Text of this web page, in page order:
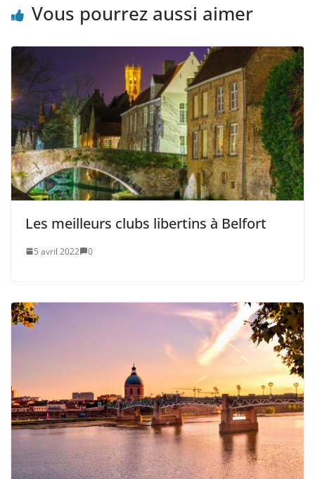
Vous pourrez aussi aimer
Les meilleurs clubs libertins à Belfort
5 avril 2022 0